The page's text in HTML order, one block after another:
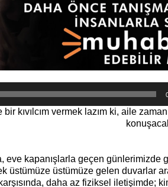
kıvılcım vermek lazım ki, aile
eve kapanışlarla geçen günlerimizde
üstümüze üstümüze gelen duvarlar
daha az fiziksel iletişimde;
Komşu Kapısı Can